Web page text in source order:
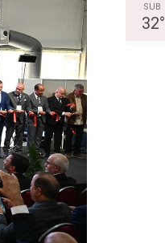
SUB
32°